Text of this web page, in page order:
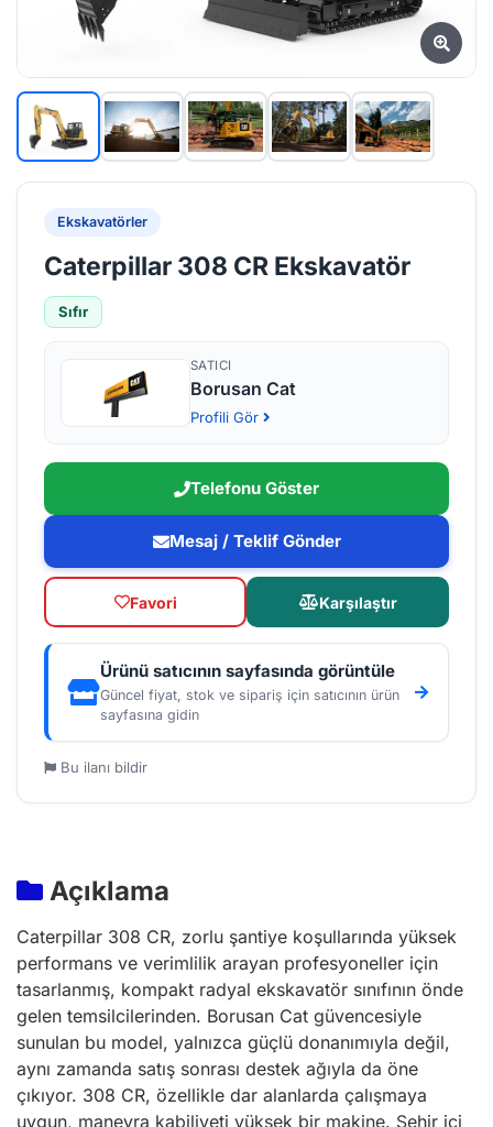
Ekskavatörler
Caterpillar 308 CR Ekskavatör
Sıfır
SATICI
Borusan Cat
Profili Gör
Telefonu Göster
Mesaj / Teklif Gönder
Favori Karşılaştır
Ürünü satıcının sayfasında görüntüle
Güncel fiyat, stok ve sipariş için satıcının ürün
sayfasına gidin
Bu ilanı bildir
Açıklama
Caterpillar 308 CR, zorlu şantiye koşullarında yüksek
performans ve verimlilik arayan profesyoneller için
tasarlanmış, kompakt radyal ekskavatör sınıfının önde
gelen temsilcilerinden. Borusan Cat güvencesiyle
sunulan bu model, yalnızca güçlü donanımıyla değil,
aynı zamanda satış sonrası destek ağıyla da öne
çıkıyor. 308 CR, özellikle dar alanlarda çalışmaya
uygun, manevra kabiliyeti yüksek bir makine. Şehir içi